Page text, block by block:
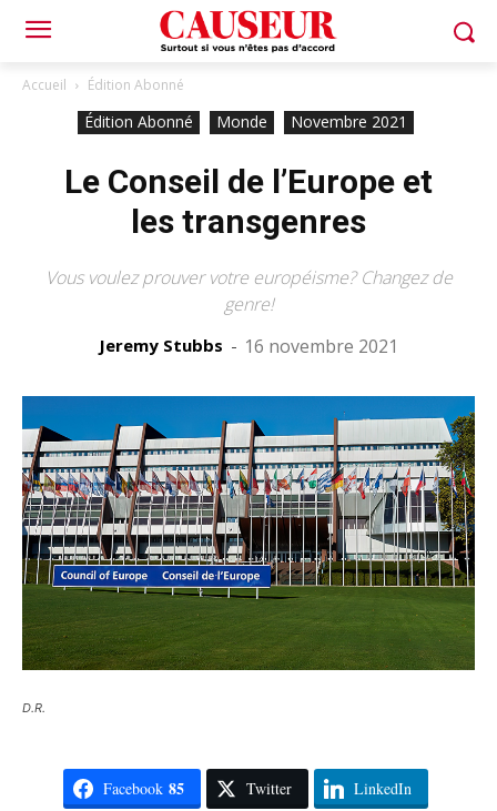
Accueil Édition Abonné
Édition Abonné Monde Novembre 2021
Le Conseil de l’Europe et
les transgenres
Vous voulez prouver votre européisme? Changez de
genre!
Jeremy Stubbs - 16 novembre 2021
D.R.
Facebook 85 Twitter LinkedIn